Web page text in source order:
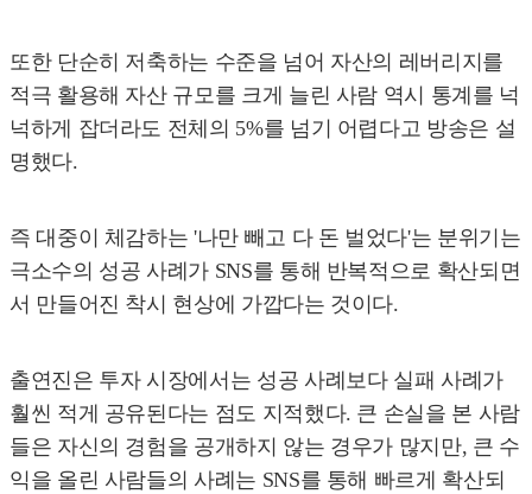
또한 단순히 저축하는 수준을 넘어 자산의 레버리지를
적극 활용해 자산 규모를 크게 늘린 사람 역시 통계를 넉
넉하게 잡더라도 전체의 5%를 넘기 어렵다고 방송은 설
명했다.
즉 대중이 체감하는 '나만 빼고 다 돈 벌었다'는 분위기는
극소수의 성공 사례가 SNS를 통해 반복적으로 확산되면
서 만들어진 착시 현상에 가깝다는 것이다.
출연진은 투자 시장에서는 성공 사례보다 실패 사례가
훨씬 적게 공유된다는 점도 지적했다. 큰 손실을 본 사람
들은 자신의 경험을 공개하지 않는 경우가 많지만, 큰 수
익을 올린 사람들의 사례는 SNS를 통해 빠르게 확산되